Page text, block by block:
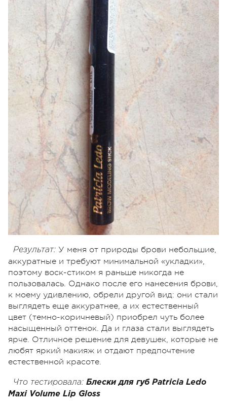
Результат: У меня от природы брови небольшие,
аккуратные и требуют минимальной «укладки»,
поэтому воск-стиком я раньше никогда не
пользовалась. Однако после его нанесения брови,
к моему удивлению, обрели другой вид: они стали
выглядеть еще аккуратнее, а их естественный
цвет (темно-коричневый) приобрел чуть более
насыщенный оттенок. Да и глаза стали выглядеть
ярче. Отличное решение для девушек, которые не
любят яркий макияж и отдают предпочтение
естественной красоте.
Что тестировала: Блески для губ Patricia Ledo
Maxi Volume Lip Gloss